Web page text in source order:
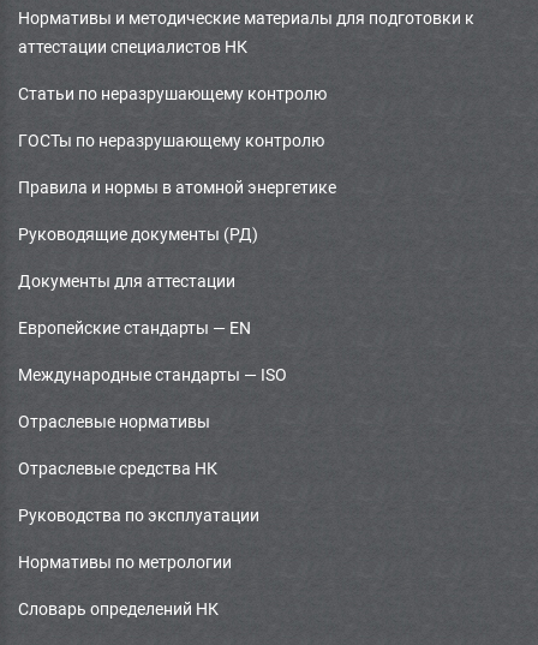
Нормативы и методические материалы для подготовки к
аттестации специалистов НК
Статьи по неразрушающему контролю
ГОСТы по неразрушающему контролю
Правила и нормы в атомной энергетике
Руководящие документы (РД)
Документы для аттестации
Европейские стандарты — EN
Международные стандарты — ISO
Отраслевые нормативы
Отраслевые средства НК
Руководства по эксплуатации
Нормативы по метрологии
Словарь определений НК